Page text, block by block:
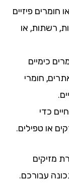
חומרים פיזיים
רשתות, או
כימיים
חומרי
כדי
או טפילים.
מזיקים
עבורכם.